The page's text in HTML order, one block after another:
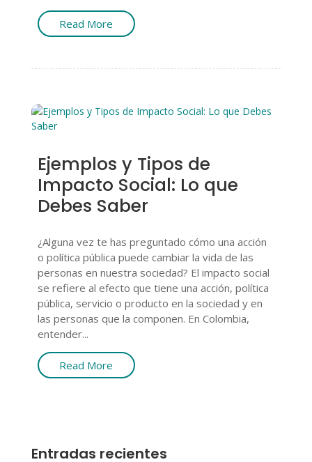
Read More
Ejemplos y Tipos de
Impacto Social: Lo que
Debes Saber
¿Alguna vez te has preguntado cómo una acción
o política pública puede cambiar la vida de las
personas en nuestra sociedad? El impacto social
se refiere al efecto que tiene una acción, política
pública, servicio o producto en la sociedad y en
las personas que la componen. En Colombia,
entender...
Read More
Entradas recientes